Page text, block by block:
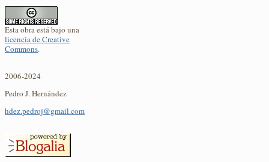
Esta obra está bajo una
licencia de Creative
Commons.
2006-2024
Pedro J. Hernández
hdez.pedroj@gmail.com